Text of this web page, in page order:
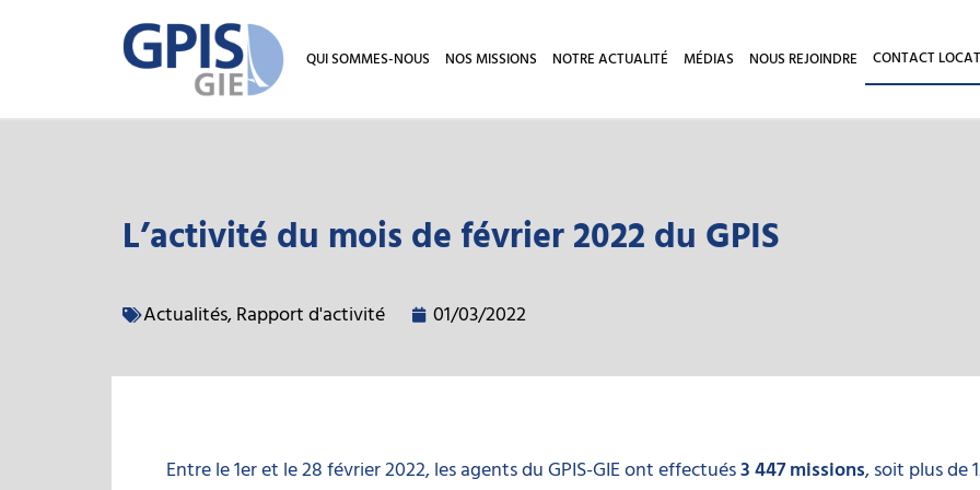
QUI SOMMES-NOUS NOS MISSIONS NOTRE ACTUALITÉ MÉDIAS NOUS REJOINDRE CONTACT
L’activité du mois de février 2022 du GPIS
Actualités,Rapport d'activité 01/03/2022
Entre le 1er et le 28 février 2022, les agents duGPIS-GIEont effectués3 447 missions, soit plus de